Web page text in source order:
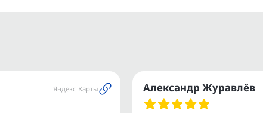
Яндекс Карты Александр Журавлёв